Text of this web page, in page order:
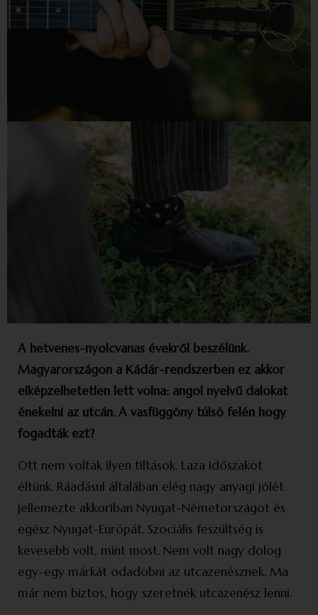
A hetvenes-nyolcvanas évekről beszélünk.
Magyarországon a Kádár-rendszerben ez akkor
elképzelhetetlen lett volna: angol nyelvű dalokat
énekelni az utcán. A vas­függöny túlsó felén hogy
fogadták ezt?
Ott nem voltak ilyen tiltások. Laza időszakot
éltünk. Ráadásul általában elég nagy anyagi jólét
jellemezte akkoriban Nyugat-Németországot és
egész Nyugat-Európát. Szociális feszültség is
kevesebb volt, mint most. Nem volt nagy dolog
egy-egy márkát odadobni az utcazenésznek. Ma
már nem biztos, hogy szeretnék utcazenész lenni.